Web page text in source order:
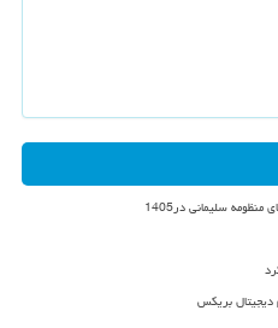
دیجیتال بریکس